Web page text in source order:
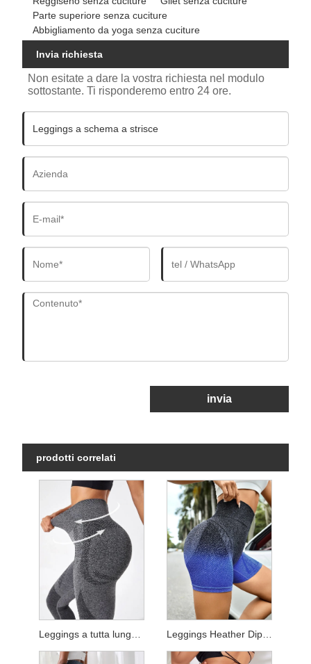
Parte superiore senza cuciture
Abbigliamento da yoga senza cuciture
Invia richiesta
Non esitate a dare la vostra richiesta nel modulo
sottostante. Ti risponderemo entro 24 ore.
invia
prodotti correlati
Leggings Heather Dip Dye